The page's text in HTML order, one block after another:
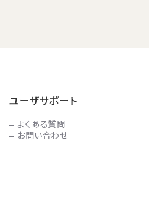
ユーザサポート
よくある質問
お問い合わせ